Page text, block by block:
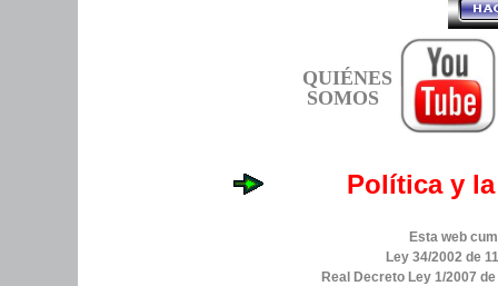
QUIÉNES
SOMOS
Política y
Esta web
Ley 34/2002 de
Real Decreto Ley 1/2007